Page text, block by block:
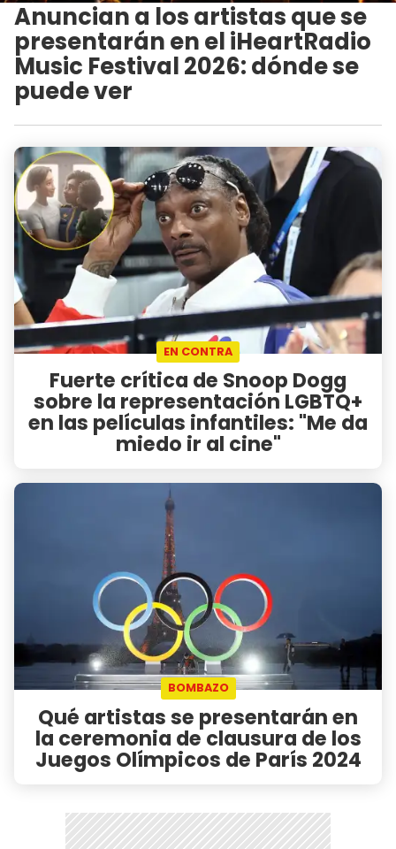
Anuncian a los artistas que se
presentarán en el iHeartRadio
Music Festival 2026: dónde se
puede ver
EN CONTRA
Fuerte crítica de Snoop Dogg
sobre la representación LGBTQ+
en las películas infantiles: "Me da
miedo ir al cine"
BOMBAZO
Qué artistas se presentarán en
la ceremonia de clausura de los
Juegos Olímpicos de París 2024